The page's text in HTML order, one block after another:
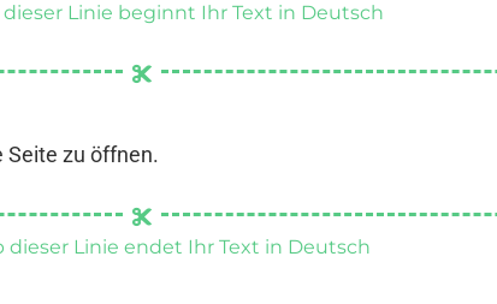
Linie beginnt Ihr Text in Deutsch
Seite zu öffnen.
dieser Linie endet Ihr Text in Deutsch